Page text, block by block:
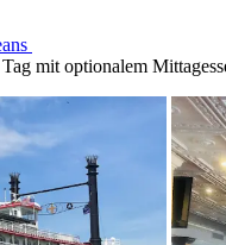
mit optionalem